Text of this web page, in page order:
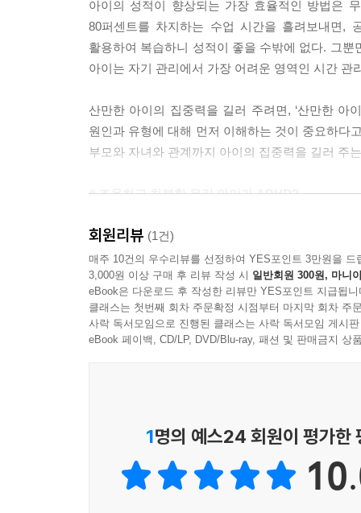
---p.111
주의 집중력을 잘 발휘하고, 몰입을 잘하는 사람
분 등)이 적은 상태여야 하지요. 아이가 자신이 원
---p.172
아이의 성적이 향상되는 가장 효율적인 방법은
80퍼센트를 차지하는 수업 시간을 흘려보내면,
활용하여 복습하니 성적이 좋을 수밖에 없다. 그
아이는 자기 관리에서 가장 어려운 영역인 시간 관
산만한 아이의 집중력을 길러 주려면, ‘산만한 아
원인과 유형에 대해 먼저 이해하는 것이 중요하다
부모와 자녀와 관계까지 아이의 집중력을 길러 주
# 조용하고 차분한 우리 아이가 ADHD?
아이의 산만함이 겉으로 드러나면 문제점을 빠
집중력이 부족하거나 ‘조용한 ADHD’인 아이들
깜빡하거나 실수하는 증상을 개인의 성격이라고
아이의 산만함은 부모가 세심한 관심을 기울여야
학습 격차를 따라잡기가 매우 어렵다. 부모가 아
아이가 게임에만 몰두하느라 약속한 시간을 어
한다. 지나친 게임으로 아이의 집중력 문제가 심
회복에 힘써야 한다. 아이가 약속 시간을 지키지
회원리뷰 (1건)
매주 10건의 우수리뷰를 선정하여 YES포인트 3만원을 드
3,000원 이상 구매 후 리뷰 작성 시 일반회원 300원, 마니
eBook은 다운로드 후 작성한 리뷰만 YES포인트 지급됩니
클래스는 첫번째 회차 주문확정 시점부터 마지막 회차 주
사락 독서모임으로 진행된 클래스는 사락 독서모임 게시
eBook 페이백, CD/LP, DVD/Blu-ray, 패션 및 판매금지 상
1명의 예스24 회원이 평가한